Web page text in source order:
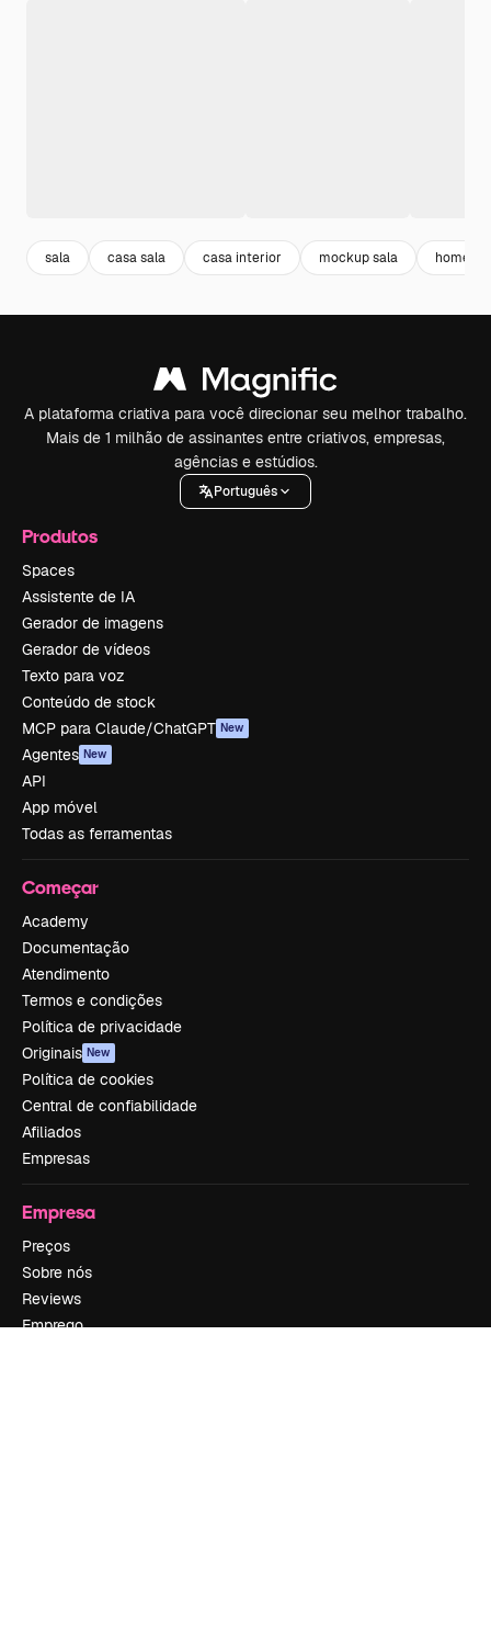
sala casa sala casa interior mockup sala home
A plataforma criativa para você direcionar seu melhor trabalho.
Mais de 1 milhão de assinantes entre criativos, empresas,
agências e estúdios.
Português
Produtos
Spaces
Assistente de IA
Gerador de imagens
Gerador de vídeos
Texto para voz
Conteúdo de stock
MCP para Claude/ChatGPT New
Agentes New
API
App móvel
Todas as ferramentas
Começar
Academy
Documentação
Atendimento
Termos e condições
Política de privacidade
Originais New
Política de cookies
Central de confiabilidade
Afiliados
Empresas
Empresa
Preços
Sobre nós
Reviews
Emprego